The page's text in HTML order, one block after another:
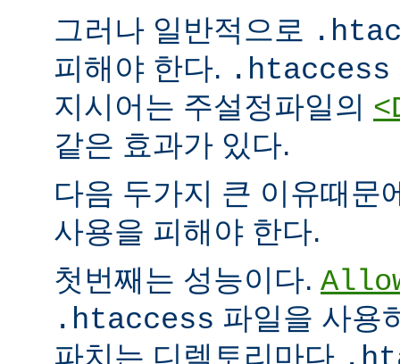
그러나 일반적으로
피해야 한다. .htaccess
지시어는 주설정파일의
같은 효과가 있다.
다음 두가지 큰 이유때문
사용을 피해야 한다.
첫번째는 성능이다.
.htaccess 파일을 사용
파치는 디렉토리마다